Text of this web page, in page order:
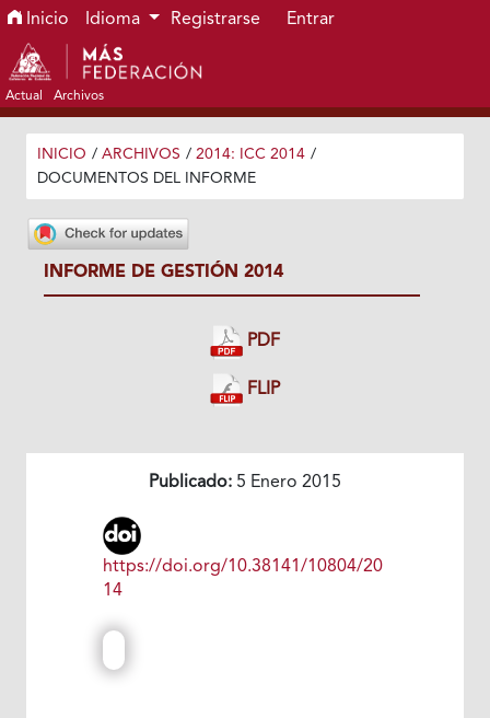
Ir al menú de navegación principal
Ir al contenido principal
Ir al pie de página del sitio
Inicio Idioma Registrarse Entrar
Actual Archivos
INICIO / ARCHIVOS / 2014: ICC 2014 /
DOCUMENTOS DEL INFORME
INFORME DE GESTIÓN 2014
PDF
FLIP
Publicado: 5 Enero 2015
https://doi.org/10.38141/10804/20
14